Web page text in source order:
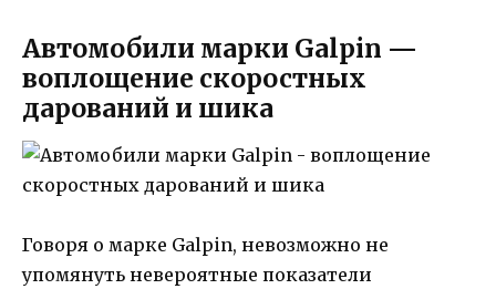
Автомобили марки Galpin —
воплощение скоростных
дарований и шика
Говоря о марке Galpin, невозможно не
упомянуть невероятные показатели